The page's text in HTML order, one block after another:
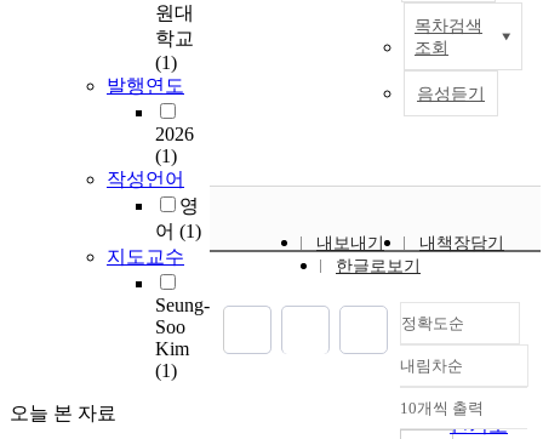
원대
학교
(1)
발행연도
2026
(1)
작성언어
영
어 (1)
지도교수
Seung-
Soo
Kim
(1)
오늘 본 자료
목차검색
조회
음성듣기
i
n
내보내기
내책장담기
한글로보기
정확도순
정확도
순
인기도
내림차순
내림차순
10개씩 출력